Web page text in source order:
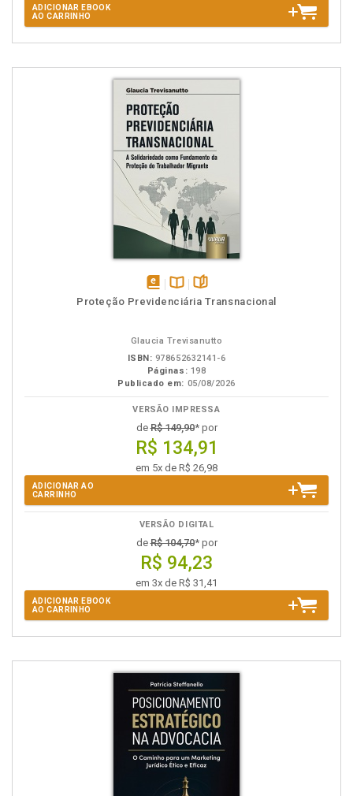
ADICIONAR EBOOK
AO CARRINHO
disponívelDisponível
páginas
Proteção Previdenciária Transnacional
Glaucia Trevisanutto
ISBN: 978652632141-6
Páginas: 198
Publicado em: 05/08/2026
VERSÃO IMPRESSA
deR$ 149,90* por
R$ 134,91
em 5x de R$ 26,98
ADICIONAR AO
CARRINHO
VERSÃO DIGITAL
deR$ 104,70* por
R$ 94,23
em 3x de R$ 31,41
ADICIONAR EBOOK
AO CARRINHO